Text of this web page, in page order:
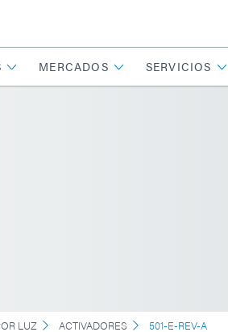
MERCADOS SERVICIOS
LUZ ACTIVADORES 501-E-REV-A